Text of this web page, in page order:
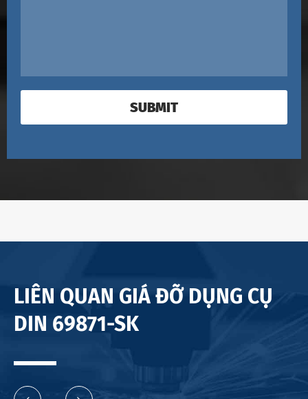
SUBMIT
LIÊN QUAN GIÁ ĐỠ DỤNG CỤ
DIN 69871-SK